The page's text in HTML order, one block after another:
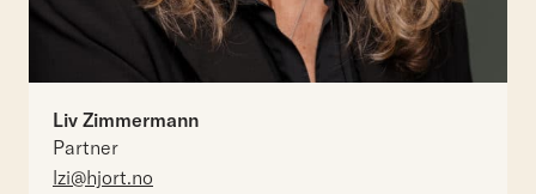
Liv Zimmermann
Partner
lzi@hjort.no